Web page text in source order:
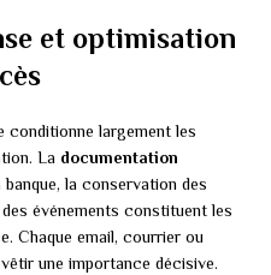
et optimisation
conditionne largement les
La documentation
la conservation des
événements constituent les
Chaque email, courrier ou
une importance décisive.